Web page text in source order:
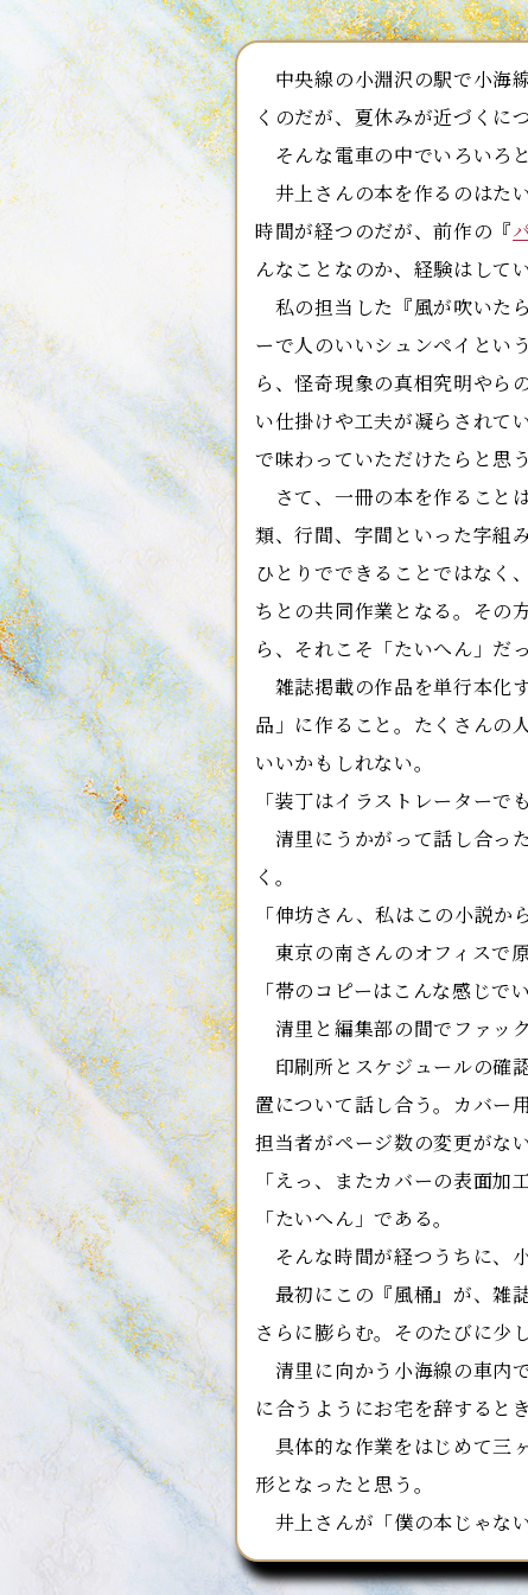
中央線の小淵沢の駅で小海
くのだが、夏休みが近づくに
そんな電車の中でいろいろ
井上さんの本を作るのはた
時間が経つのだが、前作の『
んなことなのか、経験はしてい
私の担当した『風が吹いた
ーで人のいいシュンペイとい
ら、怪奇現象の真相究明やら
い仕掛けや工夫が凝らされて
で味わっていただけたらと思う
さて、一冊の本を作ること
類、行間、字間といった字組
ひとりでできることではなく
ちとの共同作業となる。その
ら、それこそ「たいへん」だっ
雑誌掲載の作品を単行本化
品」に作ること。たくさんの
いいかもしれない。
「装丁はイラストレーターで
清里にうかがって話し合っ
く。
「伸坊さん、私はこの小説か
東京の南さんのオフィスで
「帯のコピーはこんな感じで
清里と編集部の間でファッ
印刷所とスケジュールの確
置について話し合う。カバー
担当者がページ数の変更がな
「えっ、またカバーの表面
「たいへん」である。
そんな時間が経つうちに、
最初にこの『風桶』が、雑
さらに膨らむ。そのたびに少
清里に向かう小海線の車内
に合うようにお宅を辞すると
具体的な作業をはじめて三
形となったと思う。
井上さんが「僕の本じゃな